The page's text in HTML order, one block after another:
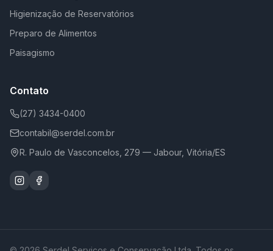
Higienização de Reservatórios
Preparo de Alimentos
Paisagismo
Contato
(27) 3434-0400
contabil@serdel.com.br
R. Paulo de Vasconcelos, 279 — Jabour, Vitória/ES